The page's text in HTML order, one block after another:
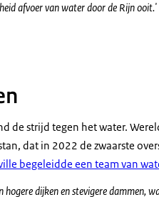
afvoer van water door de Rijn ooit.'
de strijd tegen het water.
dat in 2022 de zwaarste
begeleidde een team van
hogere dijken en stevigere dammen,